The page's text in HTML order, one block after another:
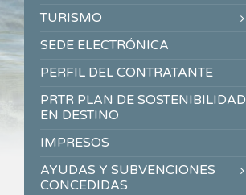
TURISMO
SEDE ELECTRÓNICA
PERFIL DEL CONTRATANTE
PRTR PLAN DE SOSTENIBILIDAD
EN DESTINO
IMPRESOS
AYUDAS Y SUBVENCIONES
CONCEDIDAS.